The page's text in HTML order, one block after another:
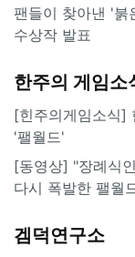
팬들이 찾아낸 '붉
수상작 발표
한주의 게임소
[힌주의게임소식]
'팰월드'
[동영상] "장례식
다시 폭발한 팰월
겜덕연구소